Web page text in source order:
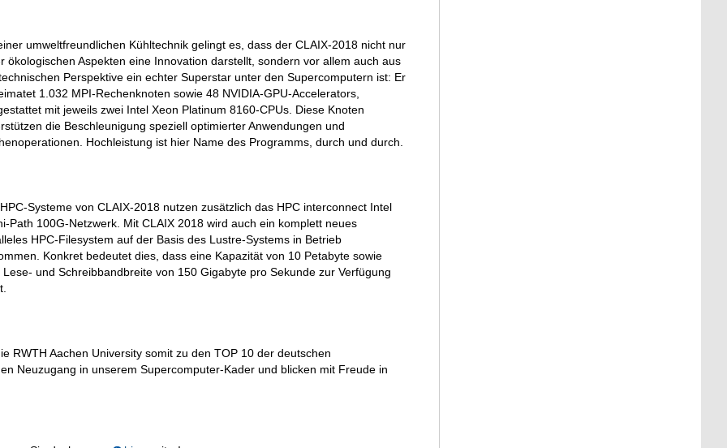
umweltfreundlichen Kühltechnik gelingt es, dass der CLAIX-2018 nicht nur
ökologischen Aspekten eine Innovation darstellt, sondern vor allem auch aus
Perspektive ein echter Superstar unter den Supercomputern ist: Er
1.032 MPI-Rechenknoten sowie 48 NVIDIA-GPU-Accelerators,
mit jeweils zwei Intel Xeon Platinum 8160-CPUs. Diese Knoten
die Beschleunigung speziell optimierter Anwendungen und
Hochleistung ist hier Name des Programms, durch und durch.
Systeme von CLAIX-2018 nutzen zusätzlich das HPC interconnect Intel
Path 100G-Netzwerk. Mit CLAIX 2018 wird auch ein komplett neues
HPC-Filesystem auf der Basis des Lustre-Systems in Betrieb
Konkret bedeutet dies, dass eine Kapazität von 10 Petabyte sowie
Lese- und Schreibbandbreite von 150 Gigabyte pro Sekunde zur Verfügung
RWTH Aachen University somit zu den TOP 10 der deutschen
Neuzugang in unserem Supercomputer-Kader und blicken mit Freude in